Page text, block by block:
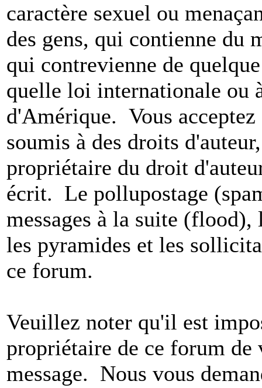
caractère sexuel ou
des gens, qui contienne du
qui contrevienne de
quelle loi internationale ou
d'Amérique. Vous
soumis à des droits
propriétaire du droit
écrit. Le pollupostage
messages à la suite
les pyramides et les
ce forum.
Veuillez noter qu'il est
propriétaire de ce forum
message. Nous vous